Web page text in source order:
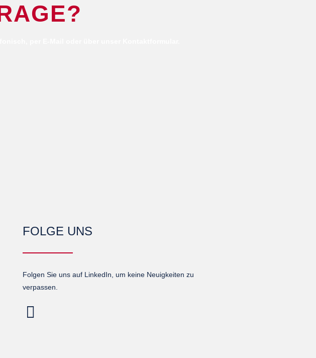
FOLGE UNS
Folgen Sie uns auf LinkedIn, um keine Neuigkeiten zu
verpassen.